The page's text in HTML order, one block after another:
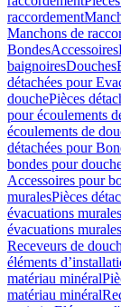
raccordement
Manchons de
BondesAccessoires
baignoiresDouches
détachées pour
douchePièces
pour écoulements
écoulements de
détachées pour
bondes pour
Accessoires pour
muralesPièces
évacuations murales
évacuations murales
Receveurs de
éléments
matériau minéral
matériau minéral